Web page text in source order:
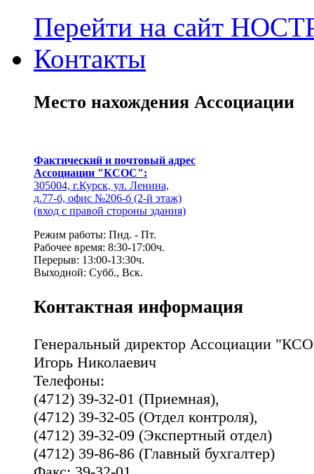
Перейти на сайт
Контакты
Место нахождения Ассоциации
Фактический и почтовый адрес
Ассоциации "КСОС":
305004, г.Курск, ул. Ленина,
д.77-б, офис №206-б (2-й этаж)
(вход с правой стороны здания)
Режим работы: Пнд. - Пт.
Рабочее время: 8:30-17:00ч.
Перерыв: 13:00-13:30ч.
Выходной: Субб., Вск.
Контактная информация
Генеральный директор Ассоциации
Игорь Николаевич
Телефоны:
(4712) 39-32-01 (Приемная),
(4712) 39-32-05 (Отдел контроля),
(4712) 39-32-09 (Экспертный отдел)
(4712) 39-86-86 (Главный бухгалтер)